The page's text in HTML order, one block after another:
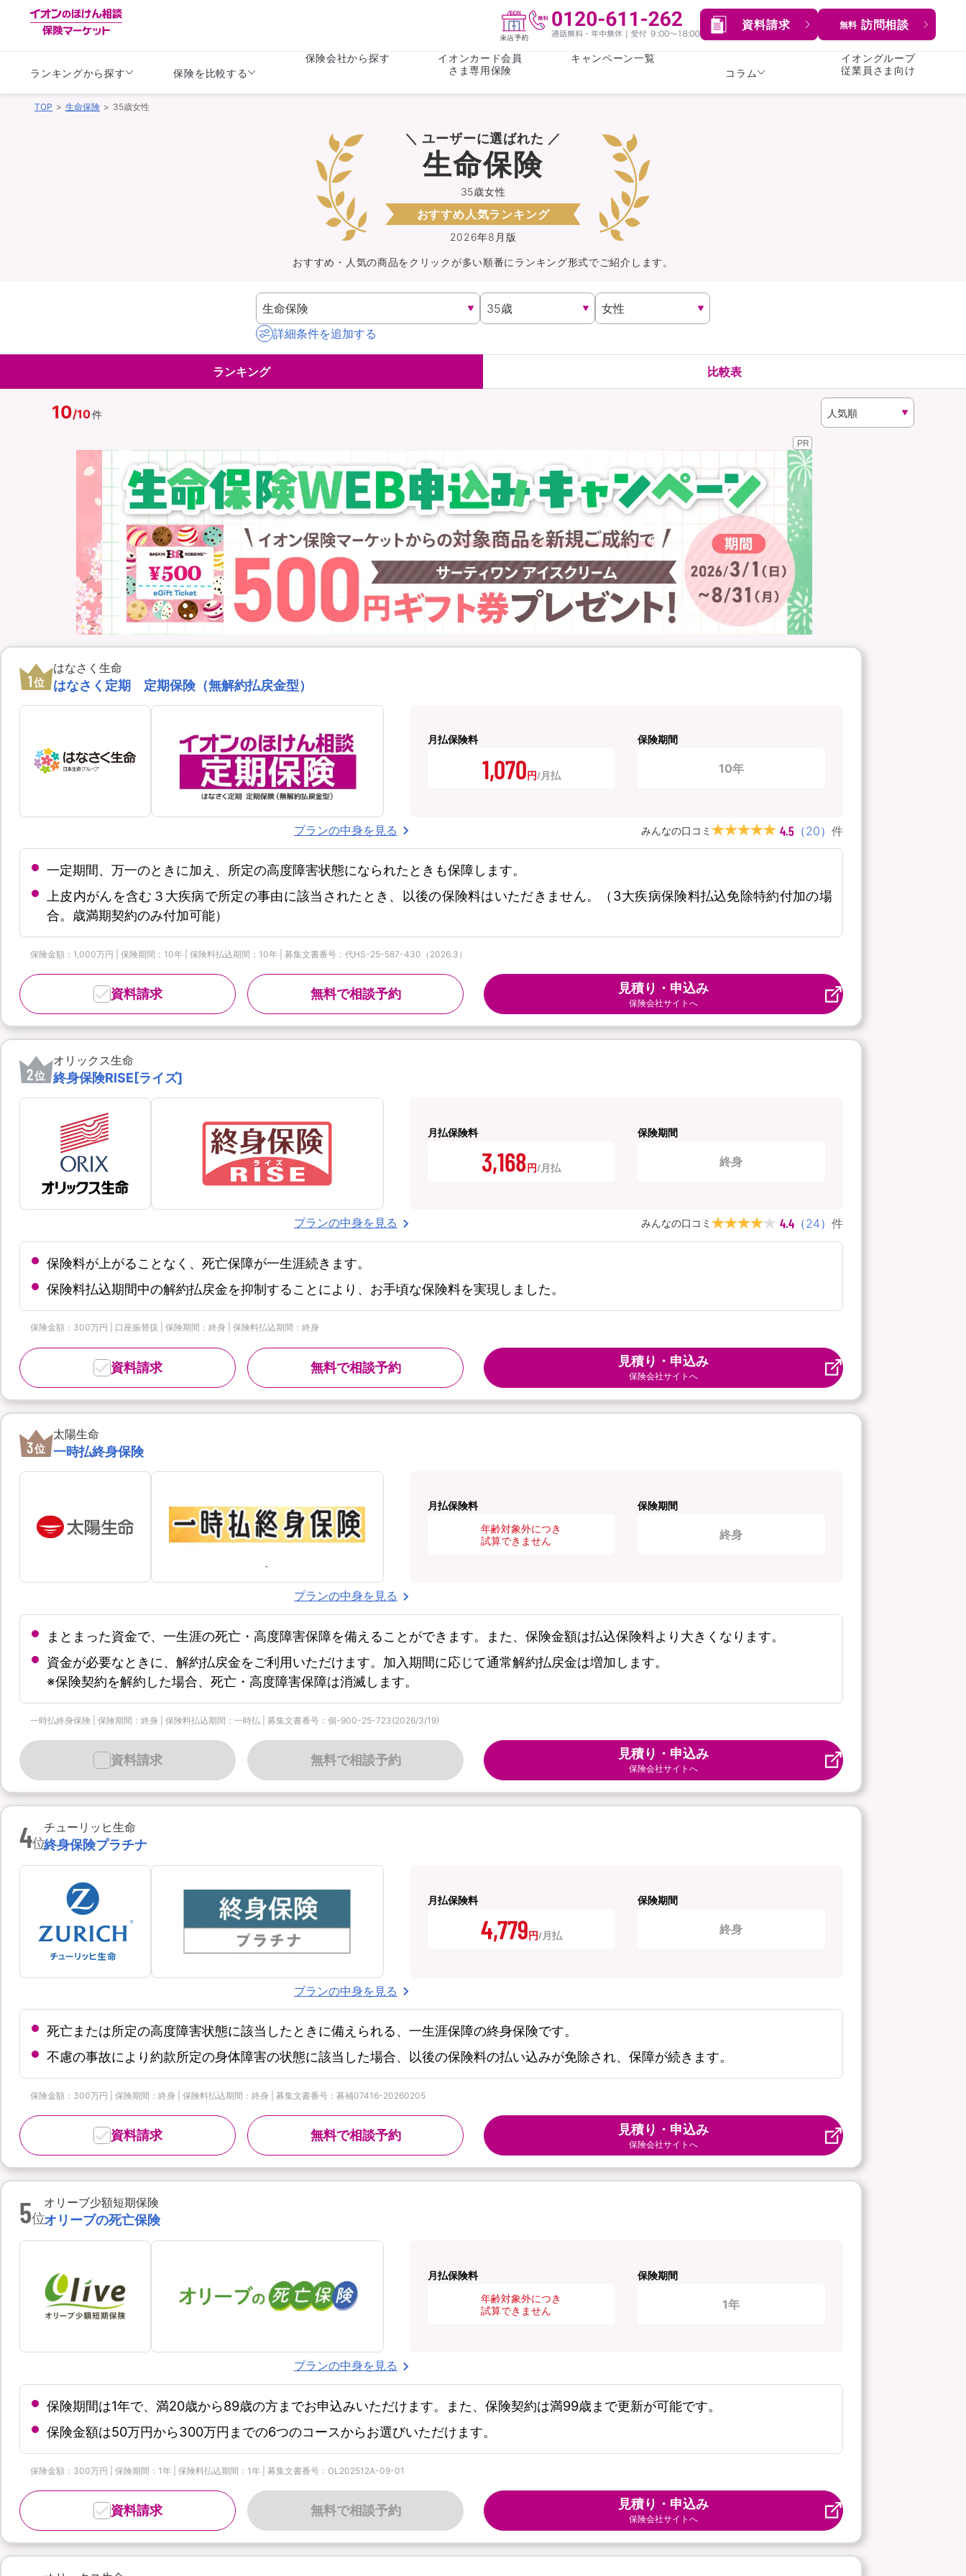
資料請求 無料 訪問相談
ランキングから探す
がん保険 女性医療保険
収入保障保険
持病がある方向け
持病がある方向け
がん保険
バイク保険 火災保険
ペット保険
スマホ保険
イオンカード会員さま
専用保険（損害保険）
WAON POINT還元型保険
保険を比較する
がん保険 女性医療保険
収入保障保険 介護・認知症保険
保険会社から探す
イオンカード会員
さま専用保険
キャンペーン一覧
コラム
ライフステージ 心配事
イオングループ
従業員さま向け
TOP 生命保険 35歳女性
＼ ユーザーに選ばれた ／
2026年8月版
35歳女性
生命保険
おすすめ人気ランキング
おすすめ・人気の商品をクリックが多い順番にランキング形式でご紹介します。
詳細条件を追加する
ランキング 比較表
10/10件
PR
1位
はなさく生命
はなさく定期 定期保険（無解約払戻金型）
月払保険料
1,070円
保険期間
10年
プランの中身を見る みんなの口コミ 4.5 （20） 件
一定期間、万一のときに加え、所定の高度障害状態になられたときも保障します。
上皮内がんを含む３大疾病で所定の事由に該当されたとき、以後の保険料はいただきません。（3大疾病保険料払込免除特約付加の場
合。歳満期契約のみ付加可能）
保険金額：1,000万円 | 保険期間：10年 | 保険料払込期間：10年 | 募集文書番号：代HS-25-587-430（2026.3）
無料で相談予約
資料請求 見積り・申込み
保険会社サイトへ
2位
オリックス生命
終身保険RISE[ライズ]
月払保険料
3,168円
保険期間
終身
プランの中身を見る みんなの口コミ 4.4 （24） 件
保険料が上がることなく、死亡保障が一生涯続きます。
保険料払込期間中の解約払戻金を抑制することにより、お手頃な保険料を実現しました。
保険金額：300万円 | 口座振替扱 | 保険期間：終身 | 保険料払込期間：終身
無料で相談予約
資料請求 見積り・申込み
保険会社サイトへ
3位
太陽生命
一時払終身保険
月払保険料
年齢対象外につき
試算できません
保険期間
終身
プランの中身を見る
まとまった資金で、一生涯の死亡・高度障害保障を備えることができます。また、保険金額は払込保険料より大きくなります。
資金が必要なときに、解約払戻金をご利用いただけます。加入期間に応じて通常解約払戻金は増加します。
※保険契約を解約した場合、死亡・高度障害保障は消滅します。
一時払終身保険 | 保険期間：終身 | 保険料払込期間：一時払 | 募集文書番号：個-900-25-723(2026/3/19)
無料で相談予約
資料請求 見積り・申込み
保険会社サイトへ
4位
チューリッヒ生命
終身保険プラチナ
月払保険料
4,779円
保険期間
終身
プランの中身を見る
死亡または所定の高度障害状態に該当したときに備えられる、一生涯保障の終身保険です。
不慮の事故により約款所定の身体障害の状態に該当した場合、以後の保険料の払い込みが免除され、保障が続きます。
保険金額：300万円 | 保険期間：終身 | 保険料払込期間：終身 | 募集文書番号：募補07416-20260205
無料で相談予約
資料請求 見積り・申込み
保険会社サイトへ
5位
オリーブ少額短期保険
オリーブの死亡保険
月払保険料
年齢対象外につき
試算できません
保険期間
1年
プランの中身を見る
保険期間は1年で、満20歳から89歳の方までお申込みいただけます。また、保険契約は満99歳まで更新が可能です。
保険金額は50万円から300万円までの6つのコースからお選びいただけます。
保険金額：300万円 | 保険期間：1年 | 保険料払込期間：1年 | 募集文書番号：OL202512A-09-01
無料で相談予約
資料請求 見積り・申込み
保険会社サイトへ